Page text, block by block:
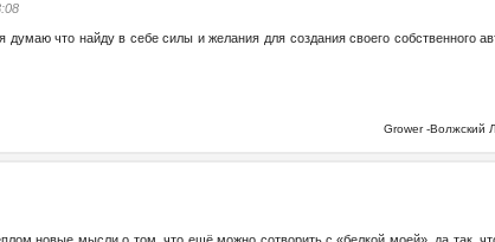
думаю что найду в себе силы и желания для создания своего
Grower -Волжский
новые мысли о том, что ещё можно сотворить с «белкой моей», да так,